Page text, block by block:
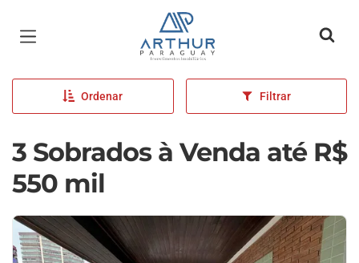
Página inicial
Ordenar Filtrar
3 Sobrados à Venda até R$
550 mil